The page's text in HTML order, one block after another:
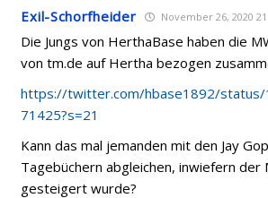
Exil-Schorfheider November 26, 2020
Die Jungs von HerthaBase haben die
von tm.de auf Hertha bezogen
https://twitter.com/hbase1892/
71425?s=21
Kann das mal jemanden mit den Jay
Tagebüchern abgleichen, inwiefern
gesteigert wurde?